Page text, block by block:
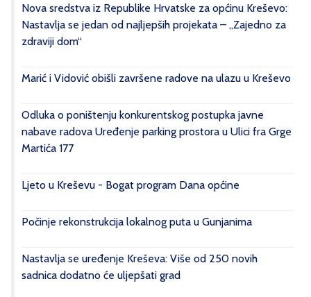
Nova sredstva iz Republike Hrvatske za općinu Kreševo:
Nastavlja se jedan od najljepših projekata – „Zajedno za
zdraviji dom“
Marić i Vidović obišli završene radove na ulazu u Kreševo
Odluka o poništenju konkurentskog postupka javne
nabave radova Uređenje parking prostora u Ulici fra Grge
Martića 177
Ljeto u Kreševu - Bogat program Dana općine
Počinje rekonstrukcija lokalnog puta u Gunjanima
Nastavlja se uređenje Kreševa: Više od 250 novih
sadnica dodatno će uljepšati grad